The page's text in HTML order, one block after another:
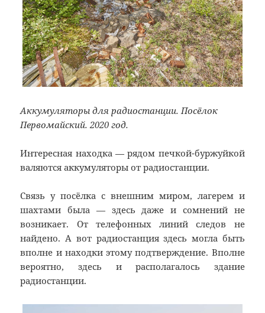
Аккумуляторы для радиостанции. Посёлок
Первомайский. 2020 год.
Интересная находка — рядом печкой-буржуйкой
валяются аккумуляторы от радиостанции.
Связь у посёлка с внешним миром, лагерем и
шахтами была — здесь даже и сомнений не
возникает. От телефонных линий следов не
найдено. А вот радиостанция здесь могла быть
вполне и находки этому подтверждение. Вполне
вероятно, здесь и располагалось здание
радиостанции.